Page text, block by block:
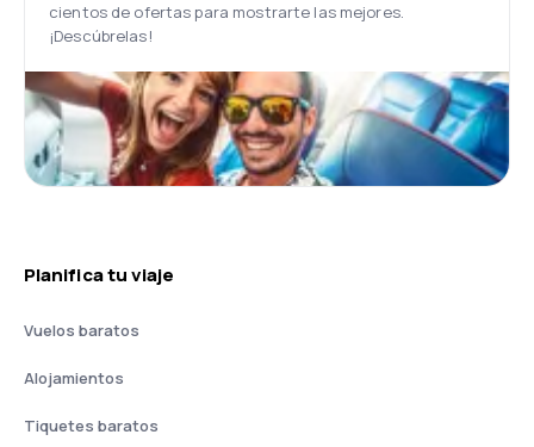
cientos de ofertas para mostrarte las mejores.
¡Descúbrelas!
Planifica tu viaje
Vuelos baratos
Alojamientos
Tiquetes baratos